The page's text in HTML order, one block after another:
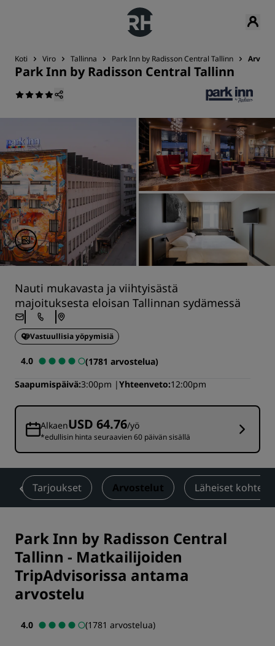
Koti Viro Tallinna Park Inn by Radisson Central Tallinn
Park Inn by Radisson Central Tallinn
Nauti mukavasta ja viihtyisästä
majoituksesta eloisan Tallinnan sydämessä
Vastuullisia yöpymisiä
4.0
(1781 arvostelua)
Saapumispäivä 3:00pm Yhteenveto 12:00pm
AlkaenUSD 64.76/yö
*edullisin hinta seuraavien 60 päivän sisällä
Tarjoukset Arvostelut Läheiset kohteet
Park Inn by Radisson Central
Tallinn - Matkailijoiden
TripAdvisorissa antama
arvostelu
4.0 (1781 arvostelua)